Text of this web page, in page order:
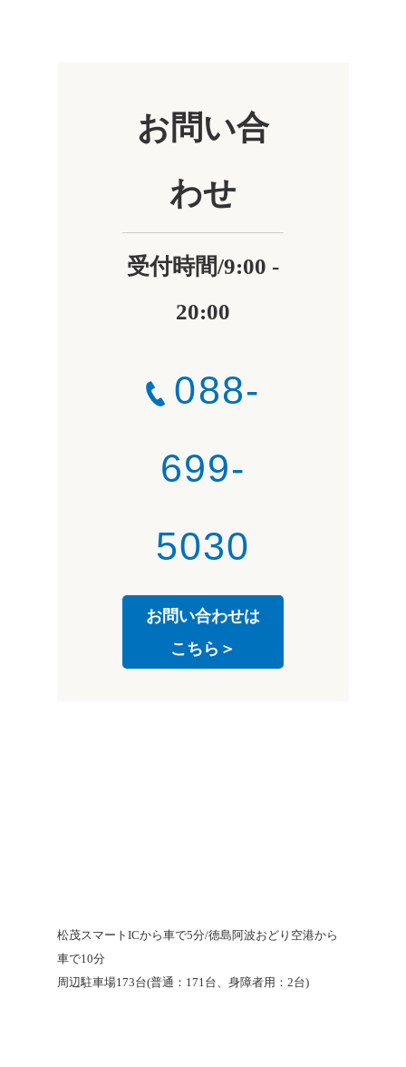
お問い合
わせ
受付時間/9:00 -
20:00
088-
699-
5030
お問い合わせは
こちら＞
松茂スマートICから車で5分/徳島阿波おどり空港から
車で10分
周辺駐車場173台(普通：171台、身障者用：2台)